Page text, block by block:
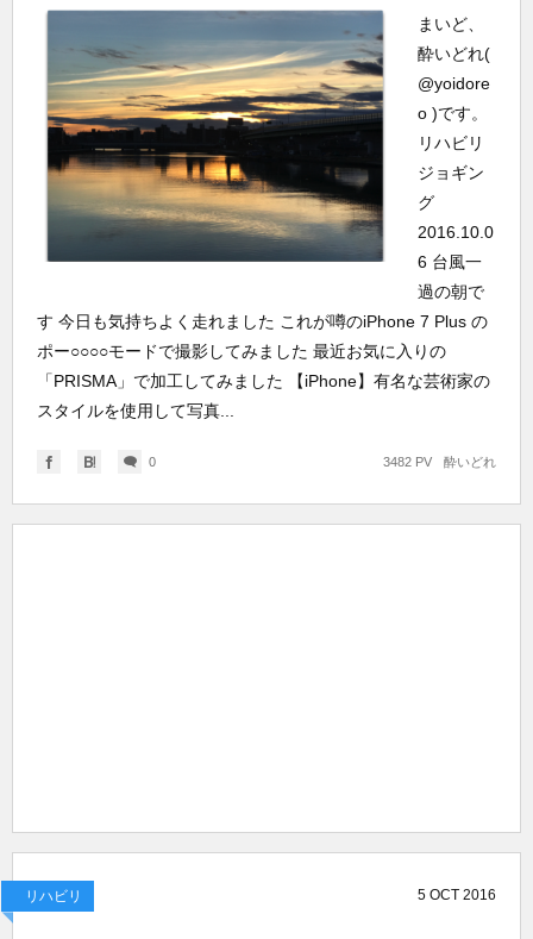
まいど、
酔いどれ(
@yoidore
o )です。
リハビリ
ジョギン
グ
2016.10.0
6 台風一
過の朝で
す 今日も気持ちよく走れました これが噂のiPhone 7 Plus の
ポー○○○○モードで撮影してみました 最近お気に入りの
「PRISMA」で加工してみました 【iPhone】有名な芸術家の
スタイルを使用して写真...
0 酔いどれ
3482 PV
リハビリ 5 OCT 2016